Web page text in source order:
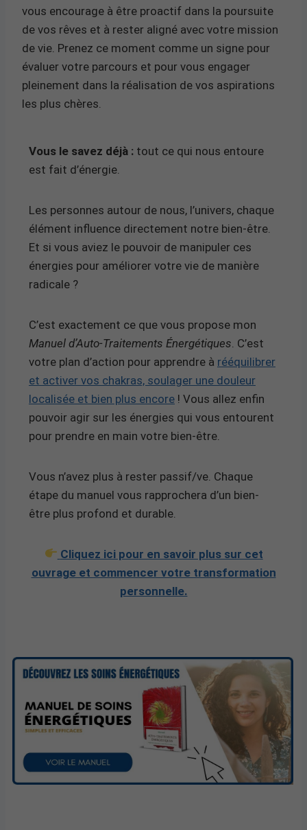
vous encourage à être proactif dans la poursuite
de vos rêves et à rester aligné avec votre mission
de vie. Prenez ce moment comme un signe pour
évaluer votre parcours et pour vous engager
pleinement dans la réalisation de vos aspirations
les plus chères.
Vous le savez déjà : tout ce qui nous entoure
est fait d’énergie.
Les personnes autour de nous, l’univers, chaque
élément influence directement notre bien-être.
Et si vous aviez le pouvoir de manipuler ces
énergies pour améliorer votre vie de manière
radicale ?
C’est exactement ce que vous propose mon
Manuel d’Auto-Traitements Énergétiques . C’est
votre plan d’action pour apprendre à rééquilibrer
et activer vos chakras, soulager une douleur
localisée et bien plus encore ! Vous allez enfin
pouvoir agir sur les énergies qui vous entourent
pour prendre en main votre bien-être.
Vous n’avez plus à rester passif/ve. Chaque
étape du manuel vous rapprochera d’un bien-
être plus profond et durable.
Cliquez ici pour en savoir plus sur cet
ouvrage et commencer votre transformation
personnelle.